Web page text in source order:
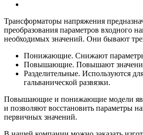
Трансформаторы напряжения
преобразования параметров входного
необходимых значений. Они бывают
Понижающие. Снижают
Повышающие. Повышают
Разделительные. Используются
гальванической развязки.
Повышающие и понижающие модели
и позволяют восстановить параметры
первичных значений.